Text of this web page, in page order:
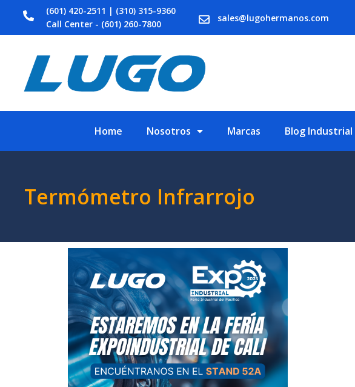
(601) 420-2511 | (310) 315-9360
Call Center - (601) 260-7800
sales@lugohermanos.com
Home Nosotros Marcas Blog Industrial
Termómetro Infrarrojo